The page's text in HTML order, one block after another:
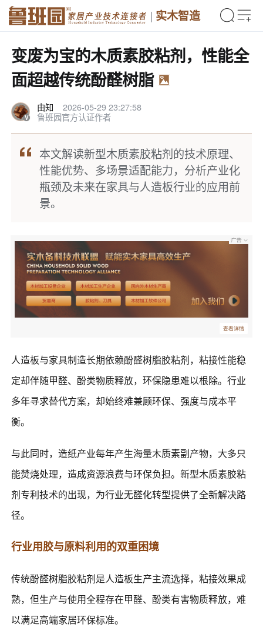
实木智造
变废为宝的木质素胶粘剂，性能全
面超越传统酚醛树脂
由知
2026-05-29 23:27:58
鲁班园官方认证作者
本文解读新型木质素胶粘剂的技术原理、
性能优势、多场景适配能力，分析产业化
瓶颈及未来在家具与人造板行业的应用前
景。
查看详情
人造板与家具制造长期依赖酚醛树脂胶粘剂，粘接性能稳
定却伴随甲醛、酚类物质释放，环保隐患难以根除。行业
多年寻求替代方案，却始终难兼顾环保、强度与成本平
衡。
与此同时，造纸产业每年产生海量木质素副产物，大多只
能焚烧处理，造成资源浪费与环保负担。新型木质素胶粘
剂专利技术的出现，为行业无醛化转型提供了全新解决路
径。
行业用胶与原料利用的双重困境
传统酚醛树脂胶粘剂是人造板生产主流选择，粘接效果成
熟，但生产与使用全程存在甲醛、酚类有害物质释放，难
以满足高端家居环保标准。